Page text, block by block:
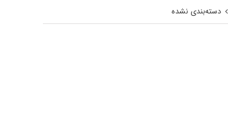
دسته‌بندی نشده